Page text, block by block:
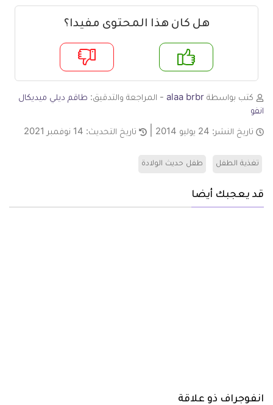
هل كان هذا المحتوى مفيدا؟
نعم لا
كتب بواسطة alaa brbr - المراجعة والتدقيق: طاقم ديلي ميديكال
انفو
تاريخ النشر: 24 يوليو 2014 تاريخ التحديث: 14 نوفمبر 2021
تغذية الطفل طفل حديث الولادة
قد يعجبك أيضا
انفوجراف ذو علاقة